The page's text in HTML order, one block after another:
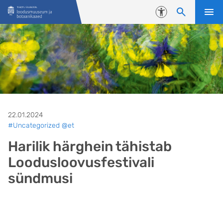
Liigu edasi põhisisu juurde
Juurdepääsetavus
22.01.2024
#Uncategorized @et
Harilik härghein tähistab
Loodusloovusfestivali
sündmusi